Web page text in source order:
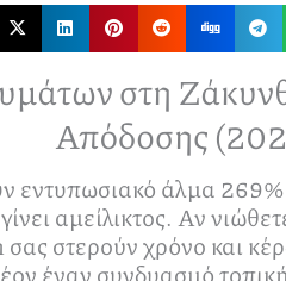
στη
Απόδοσης
εντυπωσιακό άλμα
αμείλικτος. Αν
στερούν χρόνο και
έναν συνδυασμό